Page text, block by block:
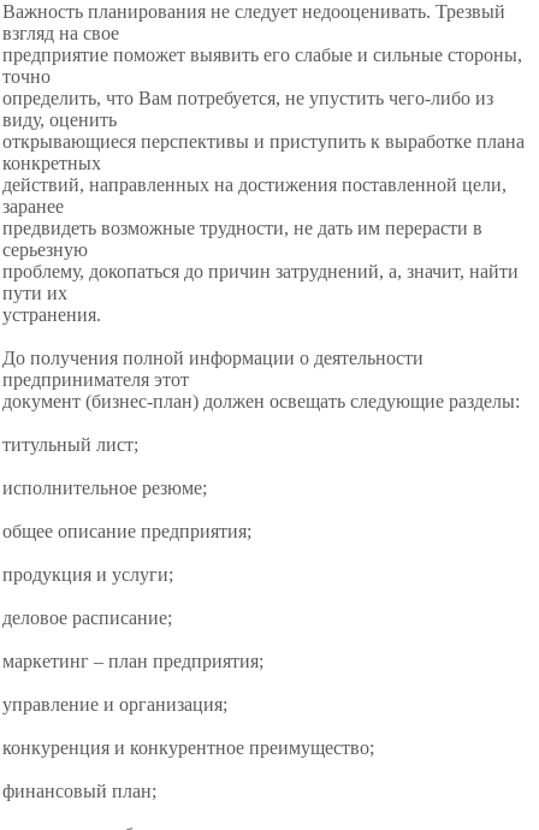
Важность планирования не следует недооценивать. Трезвый
взгляд на свое
предприятие поможет выявить его слабые и сильные стороны,
точно
определить, что Вам потребуется, не упустить чего-либо из
виду, оценить
открывающиеся перспективы и приступить к выработке плана
конкретных
действий, направленных на достижения поставленной цели,
заранее
предвидеть возможные трудности, не дать им перерасти в
серьезную
проблему, докопаться до причин затруднений, а, значит, найти
пути их
устранения.
До получения полной информации о деятельности
предпринимателя этот
документ (бизнес-план) должен освещать следующие разделы:
титульный лист;
исполнительное резюме;
общее описание предприятия;
продукция и услуги;
деловое расписание;
маркетинг – план предприятия;
управление и организация;
конкуренция и конкурентное преимущество;
финансовый план;